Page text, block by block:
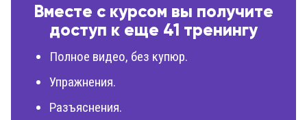
Вместе с курсом вы получите
доступ к еще 41 тренингу
Полное видео, без купюр.
Упражнения.
Разъяснения.